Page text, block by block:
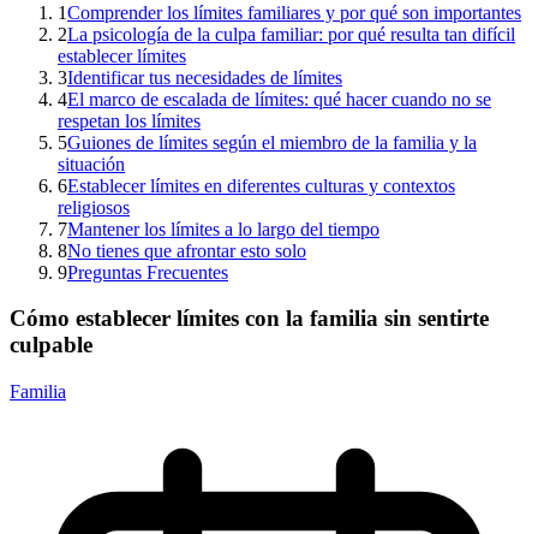
1Comprender los límites familiares y por qué son importantes
2La psicología de la culpa familiar: por qué resulta tan difícil
establecer límites
3Identificar tus necesidades de límites
4El marco de escalada de límites: qué hacer cuando no se
respetan los límites
5Guiones de límites según el miembro de la familia y la
situación
6Establecer límites en diferentes culturas y contextos
religiosos
7Mantener los límites a lo largo del tiempo
8No tienes que afrontar esto solo
9Preguntas Frecuentes
Cómo establecer límites con la familia sin sentirte
culpable
Familia